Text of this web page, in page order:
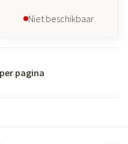
Niet beschikbaar
per pagina